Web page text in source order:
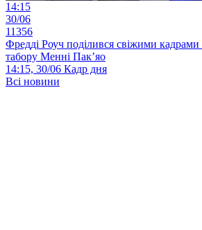
14:15
30/06
11356
Фредді Роуч поділився свіжими кадрами
табору Менні Пак’яо
14:15, 30/06 Кадр дня
Всі новини